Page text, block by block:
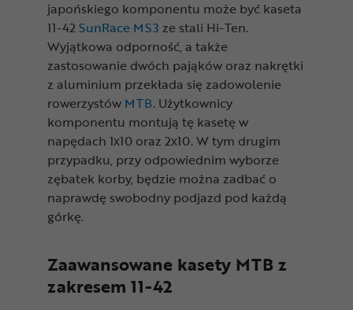
japońskiego komponentu może być kaseta
11-42SunRace MS3 ze stali Hi-Ten.
Wyjątkowa odporność, a także
zastosowanie dwóch pająków oraz nakrętki
z aluminium przekłada się zadowolenie
rowerzystów MTB. Użytkownicy
komponentu montują tę kasetę w
napędach 1x10 oraz 2x10. W tym drugim
przypadku, przy odpowiednim wyborze
zębatek korby, będzie można zadbać o
naprawdę swobodny podjazd pod każdą
górkę.
Zaawansowane kasety MTB z
zakresem 11-42